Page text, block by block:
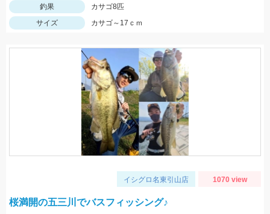
釣果
カサゴ8匹
サイズ
カサゴ～17ｃｍ
イシグロ名東引山店 1070 view
桜満開の五三川でバスフィッシング♪